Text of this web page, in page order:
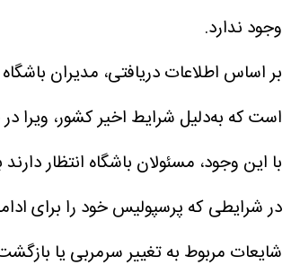
وجود ندارد.
بر اساس اطلاعات دریافتی، مدیران
است که به‌دلیل شرایط اخیر کشور، ویرا
با این وجود، مسئولان باشگاه انتظار
در شرایطی که پرسپولیس خود را برای
شایعات مربوط به تغییر سرمربی یا